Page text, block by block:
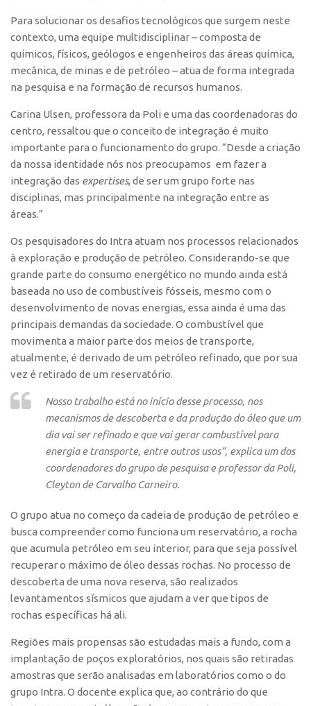
Agenda AUSPIN
Fala Inovação
Premiações
Edição 2021
Edição 2019
Edição 2017
Inovação em Números
Propriedade Intelectual
Formas de Proteção
Patentes
Marcas
Cultivares
Desenho Industrial
Como solicitar
Portal do Inventor
VPI – Vocação para Inovação
Patrimônio Genético
Transferência de Tecnologia
Editais de TT
PD&I
Convênios
Chamamento
Parcerias PD&I
PIPE/FAPESP
Para solucionar os desafios tecnológicos que surgem neste
contexto, uma equipe multidisciplinar – composta de
químicos, físicos, geólogos e engenheiros das áreas química,
mecânica, de minas e de petróleo – atua de forma integrada
na pesquisa e na formação de recursos humanos.
Carina Ulsen, professora da Poli e uma das coordenadoras do
centro, ressaltou que o conceito de integração é muito
importante para o funcionamento do grupo. “Desde a criação
da nossa identidade nós nos preocupamos em fazer a
integração das expertises, de ser um grupo forte nas
disciplinas, mas principalmente na integração entre as
áreas.”
Os pesquisadores do Intra atuam nos processos relacionados
à exploração e produção de petróleo. Considerando-se que
grande parte do consumo energético no mundo ainda está
baseada no uso de combustíveis fósseis, mesmo com o
desenvolvimento de novas energias, essa ainda é uma das
principais demandas da sociedade. O combustível que
movimenta a maior parte dos meios de transporte,
atualmente, é derivado de um petróleo refinado, que por sua
vez é retirado de um reservatório.
Nosso trabalho está no início desse processo, nos
mecanismos de descoberta e da produção do óleo que um
dia vai ser refinado e que vai gerar combustível para
energia e transporte, entre outros usos”, explica um dos
coordenadores do grupo de pesquisa e professor da Poli,
Cleyton de Carvalho Carneiro.
O grupo atua no começo da cadeia de produção de petróleo e
busca compreender como funciona um reservatório, a rocha
que acumula petróleo em seu interior, para que seja possível
recuperar o máximo de óleo dessas rochas. No processo de
descoberta de uma nova reserva, são realizados
levantamentos sísmicos que ajudam a ver que tipos de
rochas específicas há ali.
Regiões mais propensas são estudadas mais a fundo, com a
implantação de poços exploratórios, nos quais são retiradas
amostras que serão analisadas em laboratórios como o do
grupo Intra. O docente explica que, ao contrário do que